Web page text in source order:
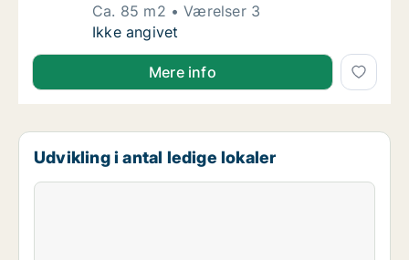
Ca. 85 m2
Værelser 3
Ca. 85 m2 andelsbolig til salg på 2100
Ikke angivet
Mere info
Udvikling i antal ledige lokaler